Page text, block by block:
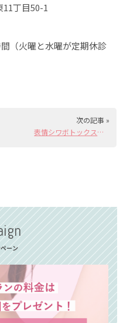
11丁目50-1
（火曜と水曜が定期休診
次の記事 »
表情シワボトックスがお得に受けられます💉新春キャンペーン
ーン